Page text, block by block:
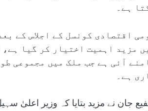
ہے۔
اقتصادی کونسل کے اجلاس کے
مزید اہمیت اختیار کر گیا
آئی ہے جب ملک میں مجموعی
ہے۔
جان نے مزید بتایا کہ وزیر اعلیٰ